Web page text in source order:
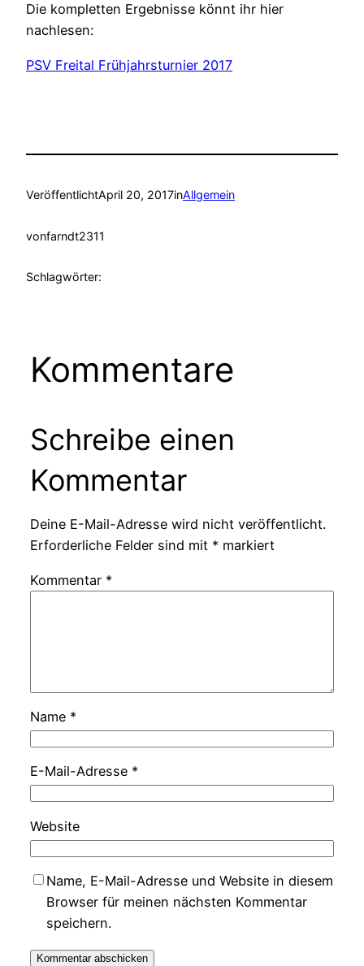
Die kompletten Ergebnisse könnt ihr hier
nachlesen:
PSV Freital Frühjahrsturnier 2017
VeröffentlichtApril 20, 2017inAllgemein
vonfarndt2311
Schlagwörter:
Kommentare
Schreibe einen
Kommentar
Deine E-Mail-Adresse wird nicht veröffentlicht.
Erforderliche Felder sind mit * markiert
Kommentar *
Name *
E-Mail-Adresse *
Website
Name, E-Mail-Adresse und Website in diesem
Browser für meinen nächsten Kommentar
speichern.